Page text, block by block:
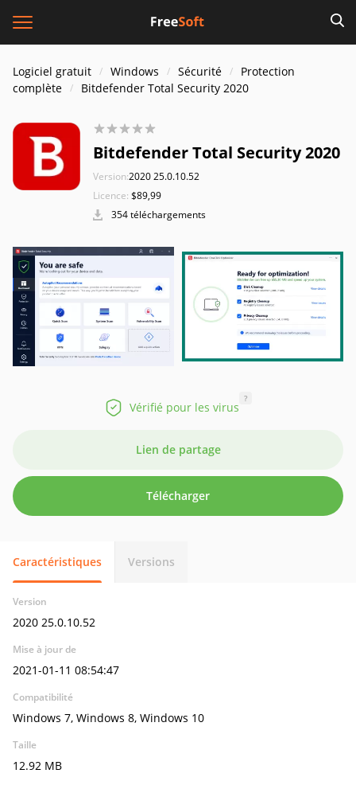
Logiciel gratuit Windows Sécurité
Protection
complète
Bitdefender Total Security 2020
Bitdefender Total Security 2020
Version:2020 25.0.10.52
Licence: $89,99
354 téléchargements
Vérifié pour les virus
?
Lien de partage
Télécharger
Caractéristiques Versions
Version
2020 25.0.10.52
Mise à jour de
2021-01-11 08:54:47
Compatibilité
Windows 7, Windows 8, Windows 10
Taille
12.92 MB